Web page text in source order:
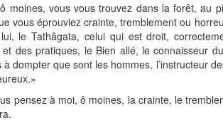
moines, vous vous trouvez dans la forêt, au
vous éprouviez crainte, tremblement ou
lui, le Tathâgata, celui qui est droit,
et des pratiques, le Bien allé, le connaisseur
à dompter que sont les hommes, l’instructeur
pensez à moi, ô moines, la crainte, le